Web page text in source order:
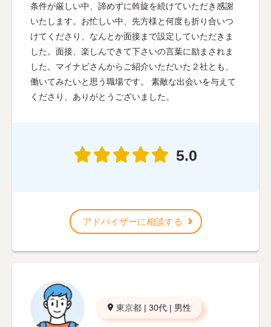
条件が厳しい中、諦めずに斡旋を続けていただき感謝
いたします。お忙しい中、先方様と何度も折り合いつ
けてくださり、なんとか面接まで設定していただきま
した。面接、楽しんできて下さいの言葉に励まされま
した。マイナビさんからご紹介いただいた２社とも、
働いてみたいと思う職場です。 素敵な出会いを与えて
くださり、ありがとうございました。
5.0
アドバイザーに相談する
東京都 | 30代 | 男性